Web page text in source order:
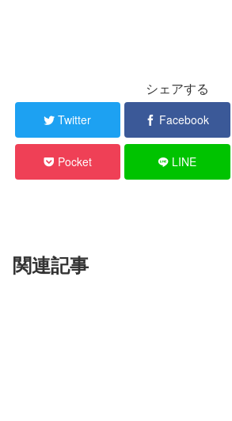
シェアする
Twitter Facebook
Pocket LINE
関連記事